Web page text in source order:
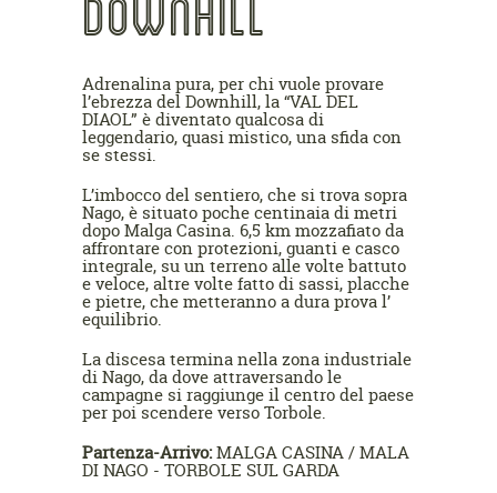
DOWNHILL
Adrenalina pura, per chi vuole provare
l’ebrezza del Downhill, la “VAL DEL
DIAOL” è diventato qualcosa di
leggendario, quasi mistico, una sfida con
se stessi.
L’imbocco del sentiero, che si trova sopra
Nago, è situato poche centinaia di metri
dopo Malga Casina. 6,5 km mozzafiato da
affrontare con protezioni, guanti e casco
integrale, su un terreno alle volte battuto
e veloce, altre volte fatto di sassi, placche
e pietre, che metteranno a dura prova l’
equilibrio.
La discesa termina nella zona industriale
di Nago, da dove attraversando le
campagne si raggiunge il centro del paese
per poi scendere verso Torbole.
Partenza-Arrivo:MALGA CASINA / MALA
DI NAGO - TORBOLE SUL GARDA